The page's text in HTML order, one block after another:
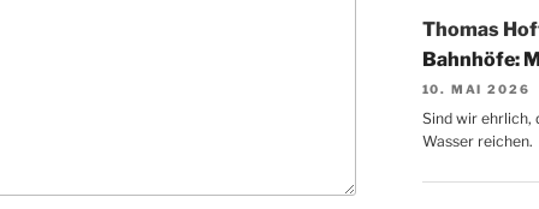
Thomas
Bahnhöfe:
10. MAI 2026
Sind wir ehrlich,
Wasser reichen.